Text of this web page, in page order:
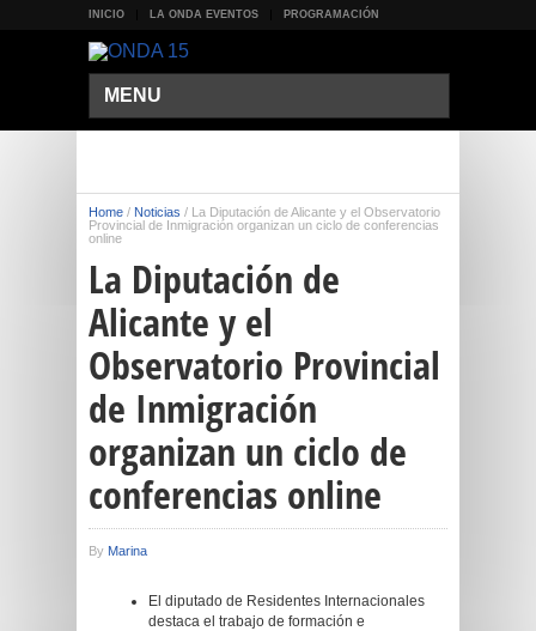
INICIO LA ONDA EVENTOS PROGRAMACIÓN
MENU
Home / Noticias / La Diputación de Alicante y el Observatorio
Provincial de Inmigración organizan un ciclo de conferencias
online
La Diputación de
Alicante y el
Observatorio Provincial
de Inmigración
organizan un ciclo de
conferencias online
By Marina
El diputado de Residentes Internacionales
destaca el trabajo de formación e